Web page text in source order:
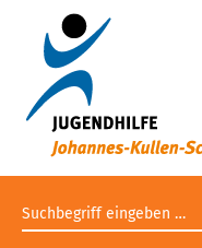
Suchbegriff eingeben